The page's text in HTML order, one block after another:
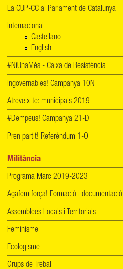
La CUP-CC al Parlament de Catalunya
Internacional
Castellano
English
#NiUnaMés - Caixa de Resistència
Ingovernables! Campanya 10N
Atreveix-te: municipals 2019
#Dempeus! Campanya 21-D
Pren partit! Referèndum 1-O
Militància
Programa Marc 2019-2023
Agafem força! Formació i documentació
Assemblees Locals i Territorials
Feminisme
Ecologisme
Grups de Treball